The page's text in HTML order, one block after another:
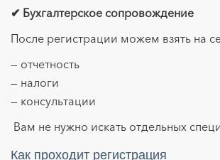
✔ Бухгалтерское сопровождение
После регистрации можем взять на
— отчетность
— налоги
— консультации
Вам не нужно искать отдельных
Как проходит регистрация